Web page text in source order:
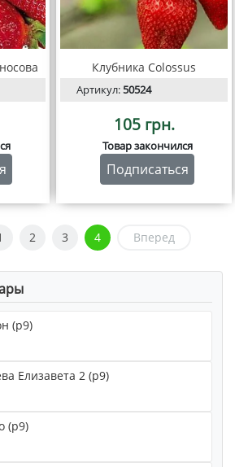
(р9)
Елизавета 2 (р9)
(р9)
Клубника Colossus
Артикул:50524
105 грн.
Товар закончился
Подписаться
2 3 4 Вперед